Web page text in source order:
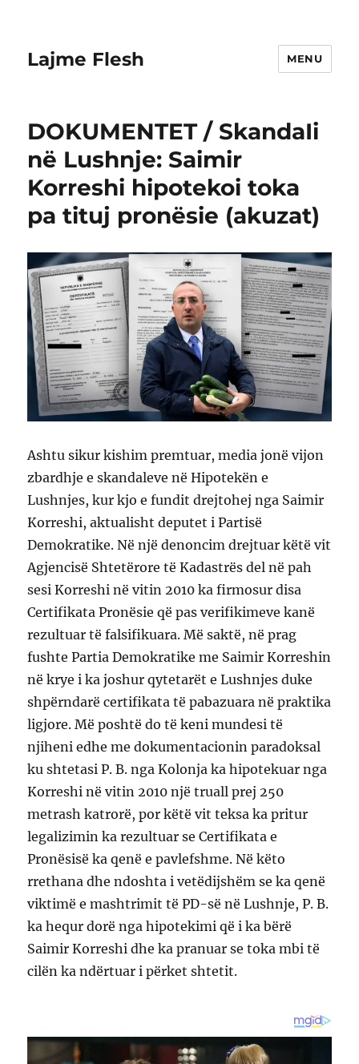
Lajme Flesh MENU
DOKUMENTET / SkandaIi
në Lushnje: Saimir
Korreshi hipotekoi toka
pa tituj pronësie (akuzat)
Ashtu sikur kishim premtuar, media jonë vijon
zbardhje e skandaleve në Hipotekën e
Lushnjes, kur kjo e fundit drejtohej nga Saimir
Korreshi, aktualisht deputet i Partisë
Demokratike. Në një denoncim drejtuar këtë vit
Agjencisë Shtetërore të Kadastrës del në pah
sesi Korreshi në vitin 2010 ka firmosur disa
Certifikata Pronësie që pas verifikimeve kanë
rezultuar të falsifikuara. Më saktë, në prag
fushte Partia Demokratike me Saimir Korreshin
në krye i ka joshur qytetarët e Lushnjes duke
shpërndarë certifikata të pabazuara në praktika
ligjore. Më poshtë do të keni mundesi të
njiheni edhe me dokumentacionin paradoksal
ku shtetasi P. B. nga Kolonja ka hipotekuar nga
Korreshi në vitin 2010 një truall prej 250
metrash katrorë, por këtë vit teksa ka pritur
legalizimin ka rezultuar se Certifikata e
Pronësisë ka qenë e pavlefshme. Në këto
rrethana dhe ndoshta i vetëdijshëm se ka qenë
viktimë e mashtrimit të PD-së në Lushnje, P. B.
ka hequr dorë nga hipotekimi që i ka bërë
Saimir Korreshi dhe ka pranuar se toka mbi të
cilën ka ndërtuar i përket shtetit.